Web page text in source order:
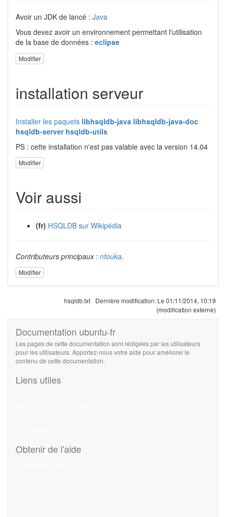
Avoir un JDK de lancé : Java
Vous devez avoir un environnement permettant l'utilisation
de la base de données : eclipse
Modifier
installation serveur
Installer les paquets libhsqldb-java libhsqldb-java-doc
hsqldb-server hsqldb-utils
PS : cette installation n'est pas valable avec la version 14.04
Modifier
Voir aussi
(fr) HSQLDB sur Wikipédia
Contributeurs principaux : nfouka.
Modifier
hsqldb.txt Dernière modification: Le 01/11/2014, 10:19
(modification externe)
Documentation ubuntu-fr
Les pages de cette documentation sont rédigées par les utilisateurs
pour les utilisateurs. Apportez-nous votre aide pour améliorer le
contenu de cette documentation.
Liens utiles
Obtenir de l'aide